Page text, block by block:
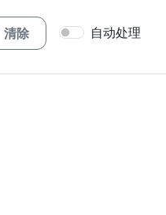
清除 自动处理